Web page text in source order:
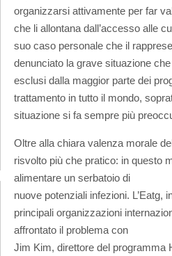
organizzarsi attivamente per far
che li allontana dall’accesso alle
suo caso personale che il
denunciato la grave situazione
esclusi dalla maggior parte dei
trattamento in tutto il mondo,
situazione si fa sempre più
Oltre alla chiara valenza morale
risvolto più che pratico: in questo
alimentare un serbatoio di
nuove potenziali infezioni. L’Eatg,
principali organizzazioni
affrontato il problema con
Jim Kim, direttore del programma